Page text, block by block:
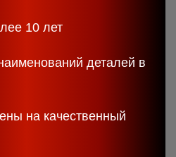
10 лет
деталей в
на качественный